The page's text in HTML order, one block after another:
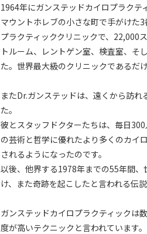
1964年にガンステッドカイロプラク
マウントホレブの小さな町で手がけた
プラクティッククリニックで、22,000
トルーム、レントゲン室、検査室、そ
た。世界最大級のクリニックであるだ
またDr.ガンステッドは、遠くから訪
た。
彼とスタッフドクターたちは、毎日
の芸術と哲学に優れたより多くのカイ
されるようになったのです。
以後、他界する1978年までの55年間
け、また奇跡を起こしたと言われる伝
ガンステッドカイロプラクティックは
度が高いテクニックと言われています